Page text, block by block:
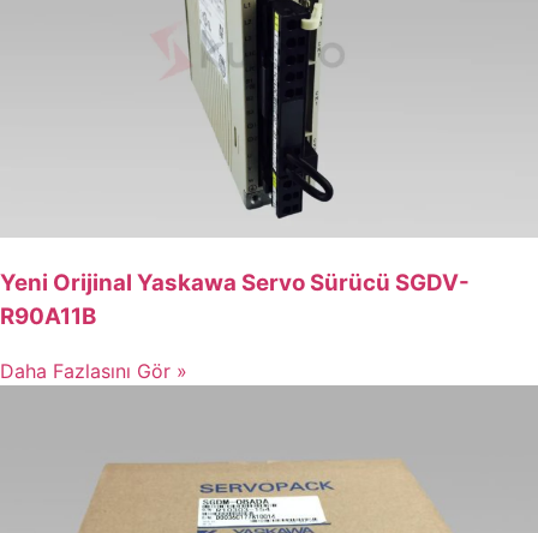
Yeni Orijinal Yaskawa Servo Sürücü SGDV-
R90A11B
Daha Fazlasını Gör »